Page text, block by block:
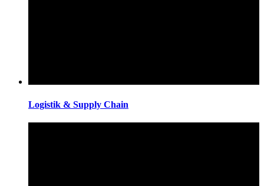
Logistik & Supply Chain